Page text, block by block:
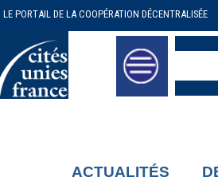
LE PORTAIL DE LA COOPÉRATION DÉCENTRALISÉE
ACTUALITÉS